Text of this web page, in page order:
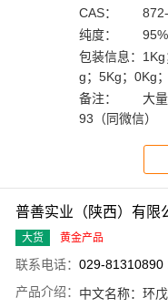
CAS：
纯度：
95%
包装信息：
g；5Kg；0Kg
备注：
大
93（同微信）
普善实业（陕西）有限
大货 黄金产品
联系电话： 029-81310890
产品介绍： 中文名称： 环